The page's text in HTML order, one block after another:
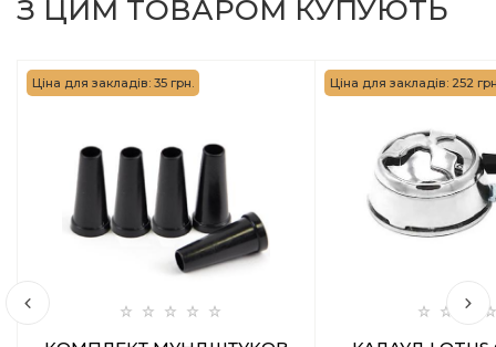
З ЦИМ ТОВАРОМ КУПУЮТЬ
Ціна для закладів: 35 грн. Ціна для закладів: 252